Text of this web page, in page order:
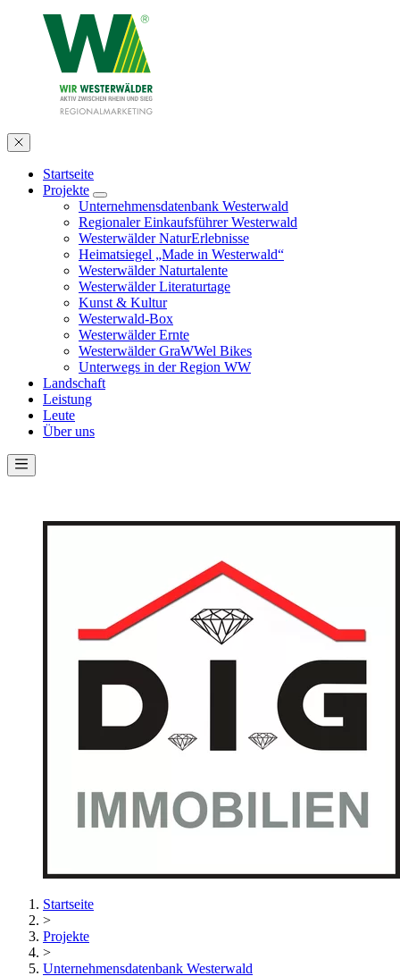
Startseite
Projekte
Unternehmensdatenbank Westerwald
Regionaler Einkaufsführer Westerwald
Westerwälder NaturErlebnisse
Heimatsiegel „Made in Westerwald“
Westerwälder Naturtalente
Westerwälder Literaturtage
Kunst & Kultur
Westerwald-Box
Westerwälder Ernte
Westerwälder GraWWel Bikes
Unterwegs in der Region WW
Landschaft
Leistung
Leute
Über uns
Startseite
>
Projekte
>
Unternehmensdatenbank Westerwald